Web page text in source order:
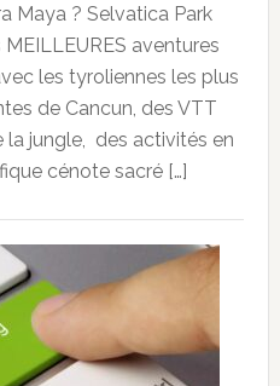
Maya ? Selvatica Park
aventures
les tyroliennes les plus
de Cancun, des VTT
la jungle, des activités en
cénote sacré […]